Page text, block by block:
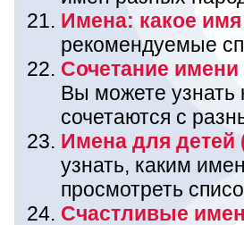
Имена: какое имя
рекомендуемые
Сочетание имени
Вы можете узнать
сочетаются с
Имена для детей
узнать, каким
просмотреть
Счастливые